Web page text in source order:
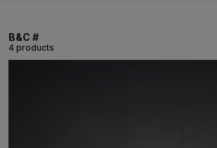
B&C #
4 products